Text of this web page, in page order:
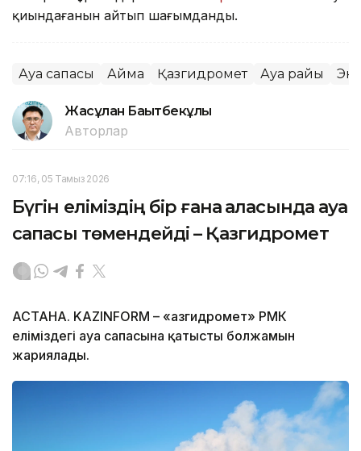
қиындағанын айтып шағымданды.
Ауа сапасы Аймақ Қазгидромет Ауа райы
Жасұлан Бақытбекұлы
Авторлар
07:16, 05 Тамыз 2026
Бүгін еліміздің бір ғана қаласында ауа
сапасы төмендейді – Қазгидромет
АСТАНА. KAZINFORM – «Қазгидромет» РМК
еліміздегі ауа сапасына қатысты болжамын
жариялады.